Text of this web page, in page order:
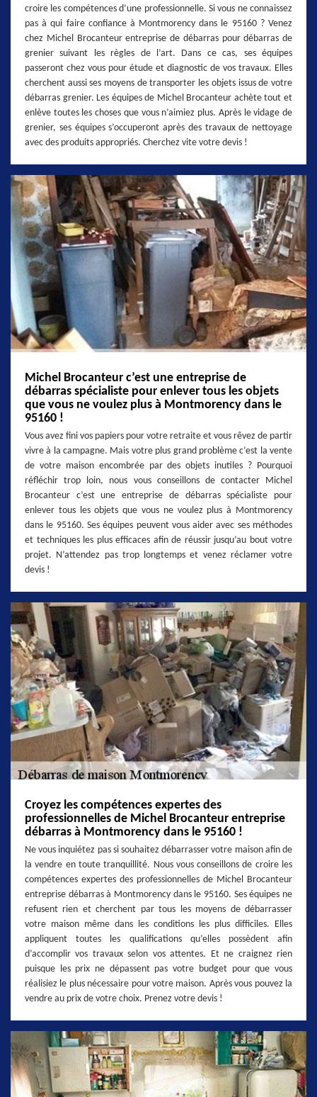
croire les compétences d’une professionnelle. Si vous ne connaissez
pas à qui faire confiance à Montmorency dans le 95160 ? Venez
chez Michel Brocanteur entreprise de débarras pour débarras de
grenier suivant les règles de l’art. Dans ce cas, ses équipes
passeront chez vous pour étude et diagnostic de vos travaux. Elles
cherchent aussi ses moyens de transporter les objets issus de votre
débarras grenier. Les équipes de Michel Brocanteur achète tout et
enlève toutes les choses que vous n’aimiez plus. Après le vidage de
grenier, ses équipes s’occuperont après des travaux de nettoyage
avec des produits appropriés. Cherchez vite votre devis !
Michel Brocanteur c’est une entreprise de
débarras spécialiste pour enlever tous les objets
que vous ne voulez plus à Montmorency dans le
95160 !
Vous avez fini vos papiers pour votre retraite et vous rêvez de partir
vivre à la campagne. Mais votre plus grand problème c’est la vente
de votre maison encombrée par des objets inutiles ? Pourquoi
réfléchir trop loin, nous vous conseillons de contacter Michel
Brocanteur c’est une entreprise de débarras spécialiste pour
enlever tous les objets que vous ne voulez plus à Montmorency
dans le 95160. Ses équipes peuvent vous aider avec ses méthodes
et techniques les plus efficaces afin de réussir jusqu’au bout votre
projet. N’attendez pas trop longtemps et venez réclamer votre
devis !
Croyez les compétences expertes des
professionnelles de Michel Brocanteur entreprise
débarras à Montmorency dans le 95160 !
Ne vous inquiétez pas si souhaitez débarrasser votre maison afin de
la vendre en toute tranquillité. Nous vous conseillons de croire les
compétences expertes des professionnelles de Michel Brocanteur
entreprise débarras à Montmorency dans le 95160. Ses équipes ne
refusent rien et cherchent par tous les moyens de débarrasser
votre maison même dans les conditions les plus difficiles. Elles
appliquent toutes les qualifications qu’elles possèdent afin
d’accomplir vos travaux selon vos attentes. Et ne craignez rien
puisque les prix ne dépassent pas votre budget pour que vous
réalisiez le plus nécessaire pour votre maison. Après vous pouvez la
vendre au prix de votre choix. Prenez votre devis !